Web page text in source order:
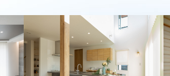
家を建てた年齢
50代で建てた家 20代で建てた家